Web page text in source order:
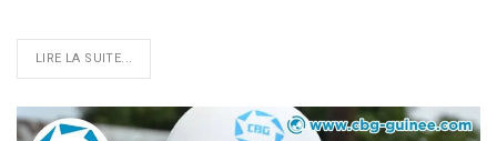
LIRE LA SUITE...